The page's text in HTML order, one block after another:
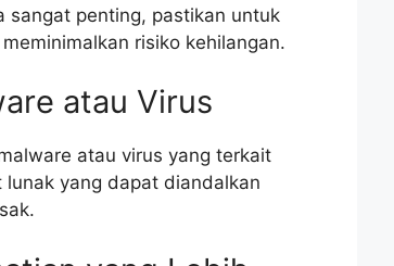
sangat penting, pastikan untuk
risiko kehilangan.
atau Virus
atau virus yang terkait
yang dapat diandalkan